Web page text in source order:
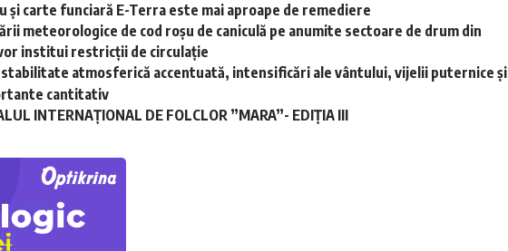
şi carte funciară E-Terra este mai aproape de remediere
meteorologice de cod roșu de caniculă pe anumite sectoare de drum din
institui restricții de circulație
atmosferică accentuată, intensificări ale vântului, vijelii puternice și
cantitativ
INTERNAȚIONAL DE FOLCLOR ”MARA”- EDIȚIA III